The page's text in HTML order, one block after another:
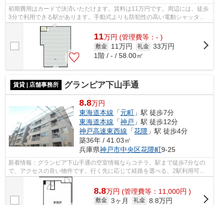
初期費用はカードで決済いただけます。賃料は11万円です。周辺には、徒歩
3分で利用できる駅があります。手動式よりも防犯性の高い電動シャッター
が設置されています。敷金1ヵ月分が初...
11万円 (管理費等：- )
敷金 11万円 礼金 33万円
1階 / - / 58.00㎡
賃貸 | 店舗事務所 グランピア下山手通
8.8万円
東海道本線 「元町 」駅 徒歩7分
東海道本線 「神戸 」駅 徒歩12分
神戸高速東西線 「花隈 」駅 徒歩4分
築36年 / 41.03㎡
兵庫県神戸市中央区花隈町9-25
新着情報：グランピア下山手通の空室情報ならコチラ。駅まで徒歩7分なの
で、アクセスの良い物件です。行く先に応じて経路を選べる、2駅利用可能
な物件です。
8.8万円 (管理費等：11,000円 )
敷金 3ヶ月 礼金 8.8万円